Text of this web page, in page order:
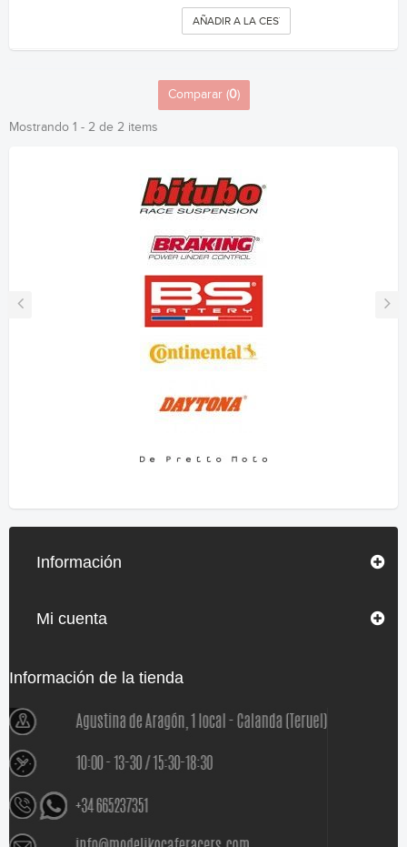
AÑADIR A LA CESTA
Comparar (0)
Mostrando 1 - 2 de 2 items
Información
Mi cuenta
Información de la tienda